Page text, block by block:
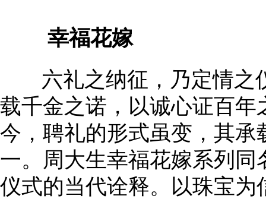
幸福花嫁
六礼之纳征，乃定情之
载千金之诺，以诚心证百
今，聘礼的形式虽变，其
一。周大生幸福花嫁系列
仪式的当代诠释。以珠宝